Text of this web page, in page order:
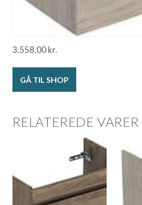
3.558,00kr.
GÅ TIL SHOP
RELATEREDE VARER